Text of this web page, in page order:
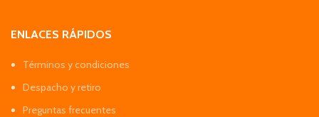
ENLACES RÁPIDOS
Términos y condiciones
Despacho y retiro
Preguntas frecuentes